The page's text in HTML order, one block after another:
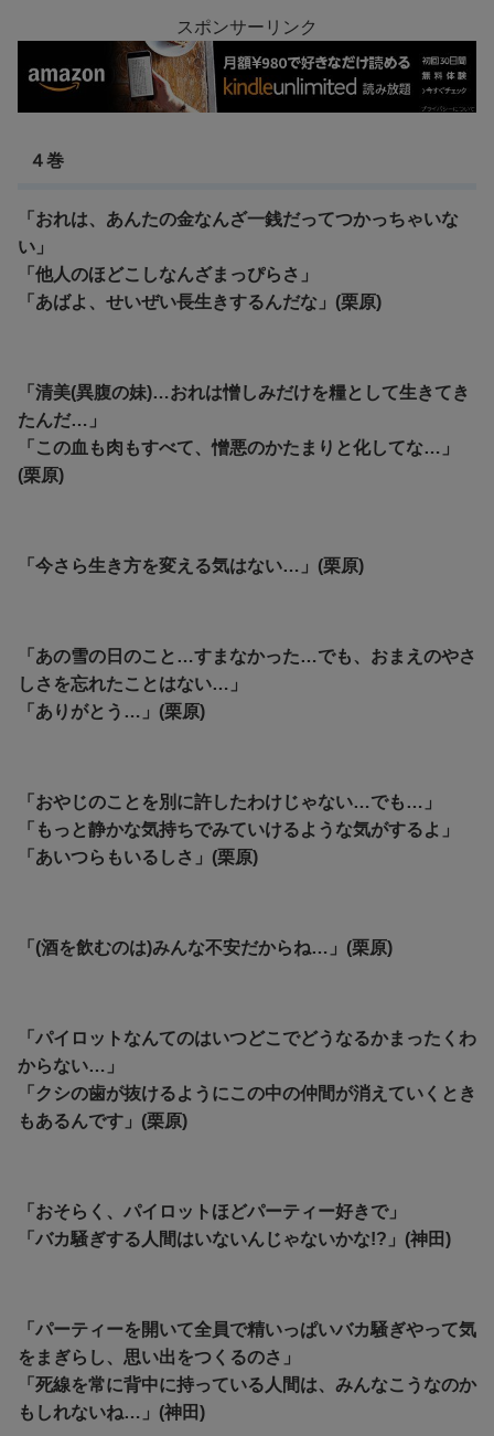
スポンサーリンク
４巻
「おれは、あんたの金なんざ一銭だってつかっちゃいな
い」
「他人のほどこしなんざまっぴらさ」
「あばよ、せいぜい長生きするんだな」(栗原)
「清美(異腹の妹)…おれは憎しみだけを糧として生きてき
たんだ…」
「この血も肉もすべて、憎悪のかたまりと化してな…」
(栗原)
「今さら生き方を変える気はない…」(栗原)
「あの雪の日のこと…すまなかった…でも、おまえのやさ
しさを忘れたことはない…」
「ありがとう…」(栗原)
「おやじのことを別に許したわけじゃない…でも…」
「もっと静かな気持ちでみていけるような気がするよ」
「あいつらもいるしさ」(栗原)
「(酒を飲むのは)みんな不安だからね…」(栗原)
「パイロットなんてのはいつどこでどうなるかまったくわ
からない…」
「クシの歯が抜けるようにこの中の仲間が消えていくとき
もあるんです」(栗原)
「おそらく、パイロットほどパーティー好きで」
「バカ騒ぎする人間はいないんじゃないかな!?」(神田)
「パーティーを開いて全員で精いっぱいバカ騒ぎやって気
をまぎらし、思い出をつくるのさ」
「死線を常に背中に持っている人間は、みんなこうなのか
もしれないね…」(神田)